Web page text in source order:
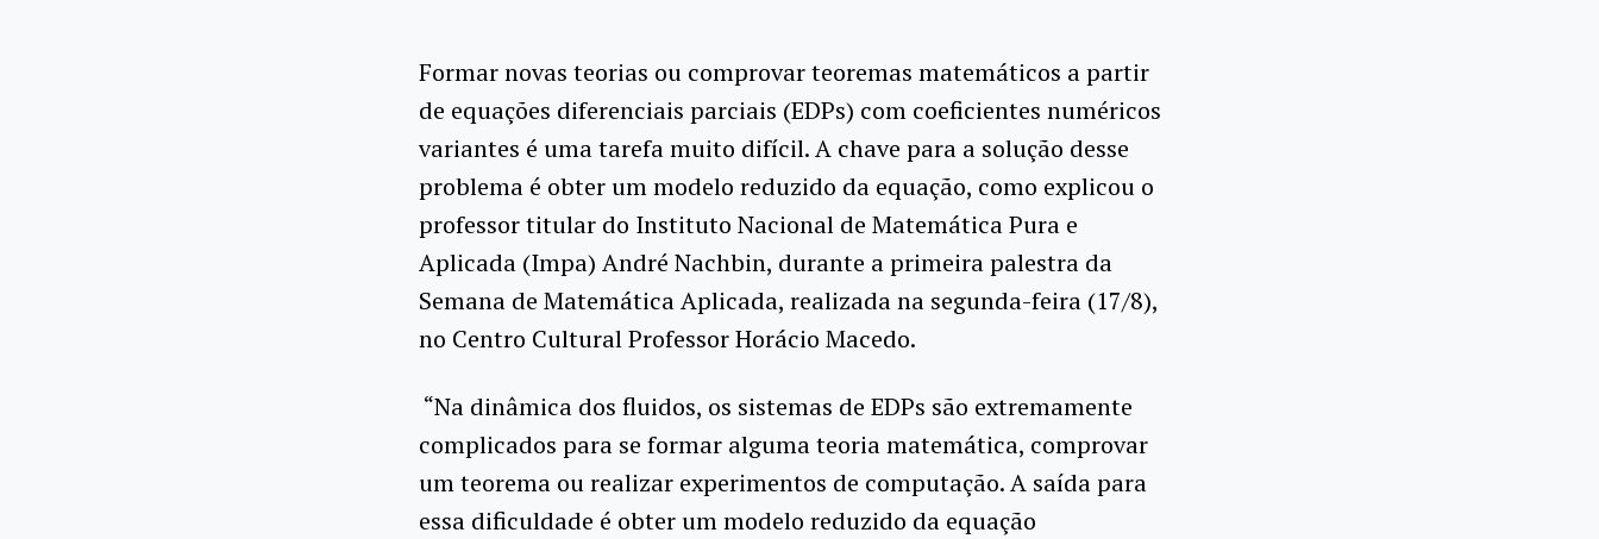
Formar novas teorias ou comprovar teoremas matemáticos a partir
de equações diferenciais parciais (EDPs) com coeficientes numéricos
variantes é uma tarefa muito difícil. A chave para a solução desse
problema é obter um modelo reduzido da equação, como explicou o
professor titular do Instituto Nacional de Matemática Pura e
Aplicada (Impa) André Nachbin, durante a primeira palestra da
Semana de Matemática Aplicada, realizada na segunda-feira (17/8),
no Centro Cultural Professor Horácio Macedo.
“Na dinâmica dos fluidos, os sistemas de EDPs são extremamente
complicados para se formar alguma teoria matemática, comprovar
um teorema ou realizar experimentos de computação. A saída para
essa dificuldade é obter um modelo reduzido da equação